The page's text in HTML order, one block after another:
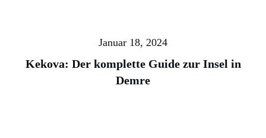
Januar 18, 2024
Kekova: Der komplette Guide zur Insel in
Demre